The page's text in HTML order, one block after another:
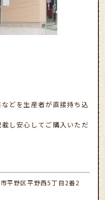
どを生産者が直接持ち込
し安心してご購入いただ
平野区平野西5丁目2番2